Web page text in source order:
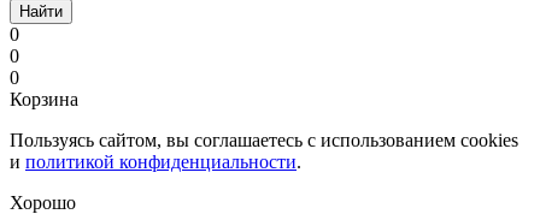
Найти
0
0
0
Корзина
Пользуясь сайтом, вы соглашаетесь с использованием cookies
и политикой конфиденциальности.
Хорошо